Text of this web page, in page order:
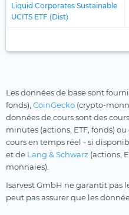
Liquid Corporates Sustainable
UCITS ETF (Dist)
Les données de base sont
fonds), CoinGecko (crypto-
données de cours sont des
minutes (actions, ETF, fonds) ou
cours en temps réel - si
et de Lang & Schwarz (actions,
monnaies).
Isarvest GmbH ne garantit pas
peut pas assurer que les